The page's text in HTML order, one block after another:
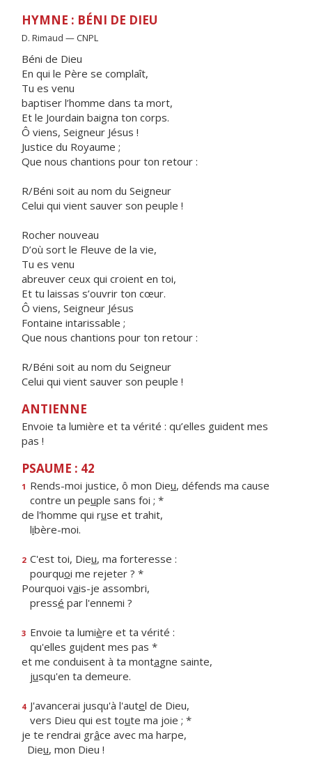
HYMNE : BÉNI DE DIEU
D. Rimaud — CNPL
Béni de Dieu
En qui le Père se complaît,
Tu es venu
baptiser l’homme dans ta mort,
Et le Jourdain baigna ton corps.
Ô viens, Seigneur Jésus !
Justice du Royaume ;
Que nous chantions pour ton retour :
R/Béni soit au nom du Seigneur
Celui qui vient sauver son peuple !
Rocher nouveau
D’où sort le Fleuve de la vie,
Tu es venu
abreuver ceux qui croient en toi,
Et tu laissas s’ouvrir ton cœur.
Ô viens, Seigneur Jésus
Fontaine intarissable ;
Que nous chantions pour ton retour :
R/Béni soit au nom du Seigneur
Celui qui vient sauver son peuple !
ANTIENNE
Envoie ta lumière et ta vérité : qu’elles guident mes
pas !
PSAUME : 42
1 Rends-moi justice, ô mon Dieu, défends ma cause
contre un peuple sans foi ; *
de l'homme qui ruse et trahit,
libère-moi.
2 C'est toi, Dieu, ma forteresse :
pourquoi me rejeter ? *
Pourquoi vais-je assombri,
pressé par l'ennemi ?
3 Envoie ta lumière et ta vérité :
qu'elles guident mes pas *
et me conduisent à ta montagne sainte,
jusqu'en ta demeure.
4 J'avancerai jusqu'à l'autel de Dieu,
vers Dieu qui est toute ma joie ; *
je te rendrai grâce avec ma harpe,
Dieu, mon Dieu !